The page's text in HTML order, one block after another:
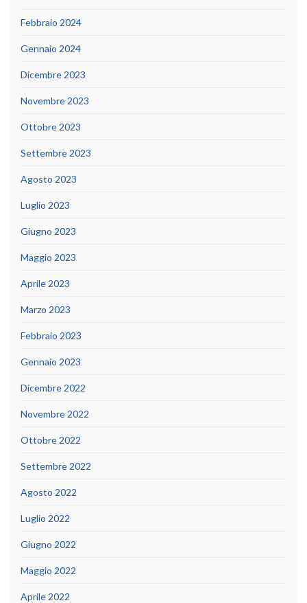
Febbraio 2024
Gennaio 2024
Dicembre 2023
Novembre 2023
Ottobre 2023
Settembre 2023
Agosto 2023
Luglio 2023
Giugno 2023
Maggio 2023
Aprile 2023
Marzo 2023
Febbraio 2023
Gennaio 2023
Dicembre 2022
Novembre 2022
Ottobre 2022
Settembre 2022
Agosto 2022
Luglio 2022
Giugno 2022
Maggio 2022
Aprile 2022